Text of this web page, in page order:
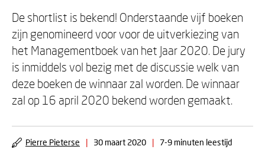
De shortlist is bekend! Onderstaande vijf boeken
zijn genomineerd voor voor de uitverkiezing van
het Managementboek van het Jaar 2020. De jury
is inmiddels vol bezig met de discussie welk van
deze boeken de winnaar zal worden. De winnaar
zal op 16 april 2020 bekend worden gemaakt.
Pierre Pieterse | 30 maart 2020 | 7-9 minuten leestijd